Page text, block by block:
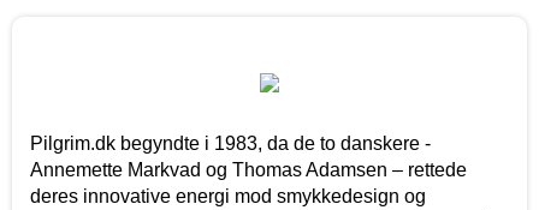
Pilgrim.dk begyndte i 1983, da de to danskere -
Annemette Markvad og Thomas Adamsen – rettede
deres innovative energi mod smykkedesign og